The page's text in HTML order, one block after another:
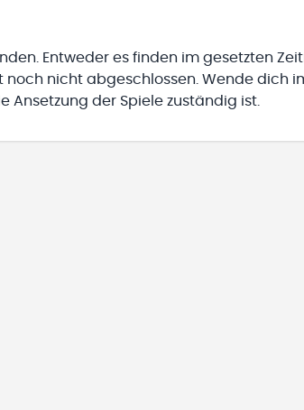
Entweder es finden im gesetzten
noch nicht abgeschlossen. Wende dich
Ansetzung der Spiele zuständig ist.